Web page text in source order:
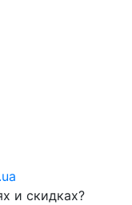
и скидках?